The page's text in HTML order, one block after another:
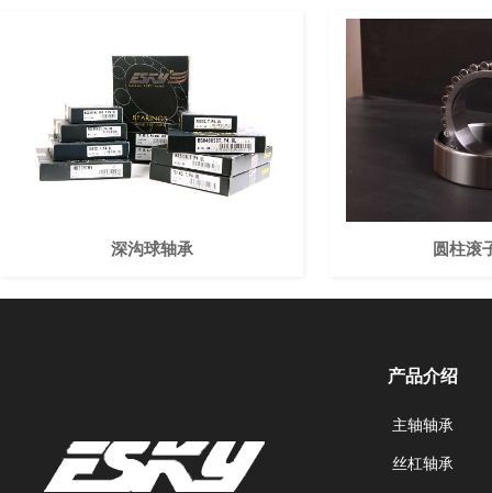
深沟球轴承 圆柱滚
产品介绍
主轴轴承
丝杠轴承